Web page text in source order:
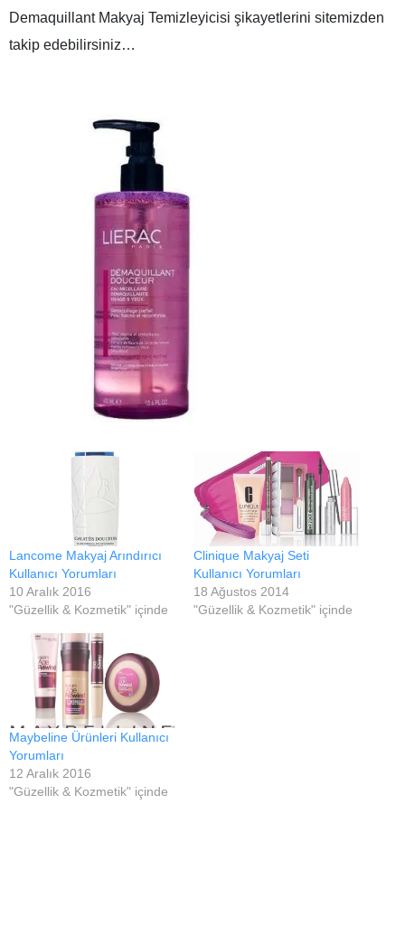
Demaquillant Makyaj Temizleyicisi şikayetlerini sitemizden
takip edebilirsiniz…
Lancome Makyaj Arındırıcı
Kullanıcı Yorumları
10 Aralık 2016
"Güzellik & Kozmetik" içinde
Clinique Makyaj Seti
Kullanıcı Yorumları
18 Ağustos 2014
"Güzellik & Kozmetik" içinde
Maybeline Ürünleri Kullanıcı
Yorumları
12 Aralık 2016
"Güzellik & Kozmetik" içinde